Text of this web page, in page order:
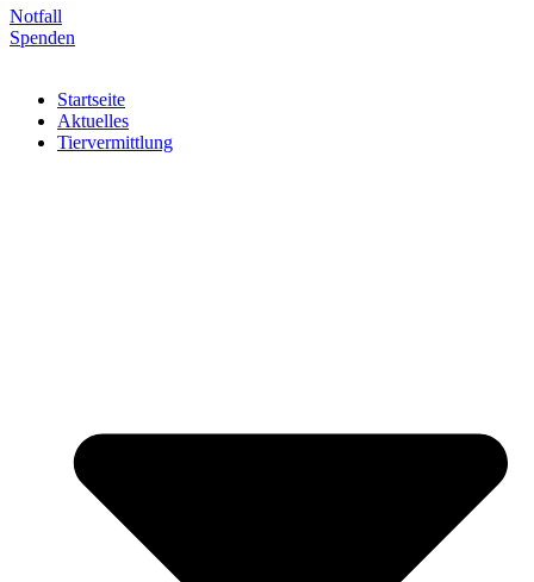
Notfall
Spenden
Startseite
Aktuelles
Tiervermittlung